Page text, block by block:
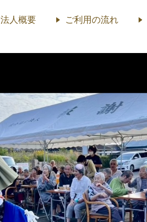
法人概要 ご利用の流れ